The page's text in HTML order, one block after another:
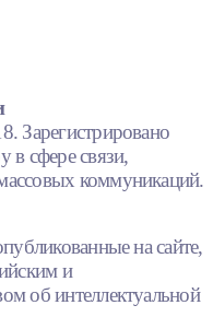
в сфере связи,
коммуникаций.
на сайте,
и
об интеллектуальной